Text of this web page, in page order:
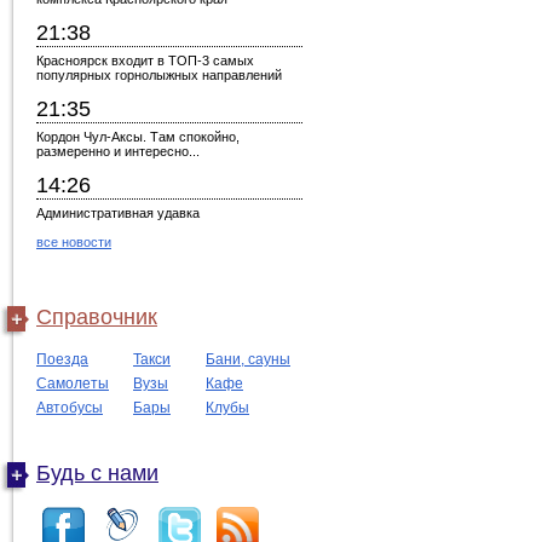
21:38
Красноярск входит в ТОП-3 самых
популярных горнолыжных направлений
21:35
Кордон Чул-Аксы. Там спокойно,
размеренно и интересно...
14:26
Административная удавка
все новости
Справочник
Поезда Такси
Бани, сауны
Самолеты
Вузы
Кафе
Автобусы
Бары Клубы
Будь с нами